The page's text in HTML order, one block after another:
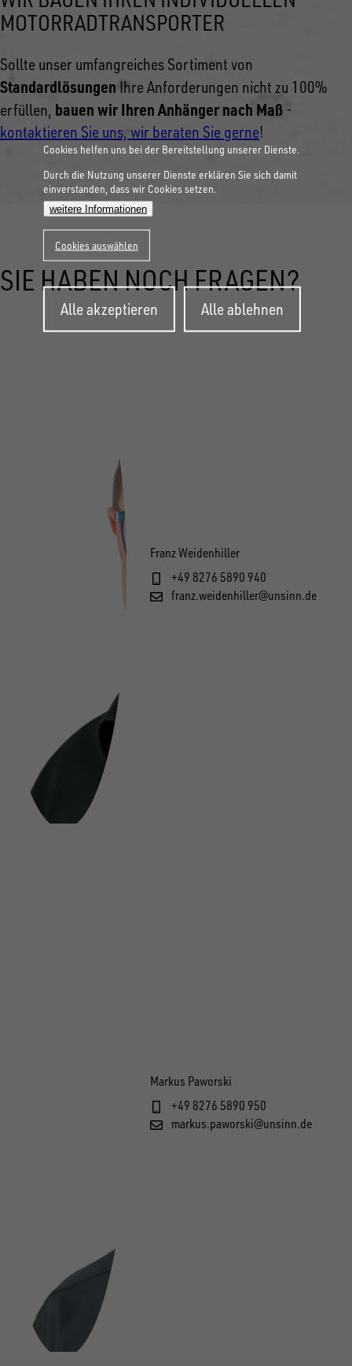
MOTORRADTRANSPORTER
Sollte unser umfangreiches Sortiment von
Standardlösungen Ihre Anforderungen nicht zu 100%
erfüllen, bauen wir Ihren Anhänger nach Maß -
kontaktieren Sie uns, wir beraten Sie gerne!
SIE HABEN NOCH FRAGEN?
Franz Weidenhiller
+49 8276 5890 940
franz.weidenhiller@unsinn.de
Markus Paworski
+49 8276 5890 950
markus.paworski@unsinn.de
Cookies helfen uns bei der Bereitstellung unserer Dienste.
Durch die Nutzung unserer Dienste erklären Sie sich damit
einverstanden, dass wir Cookies setzen.
weitere Informationen
Cookies auswählen
Alle akzeptieren
Zustimmung
zurückziehen
Alle ablehnen